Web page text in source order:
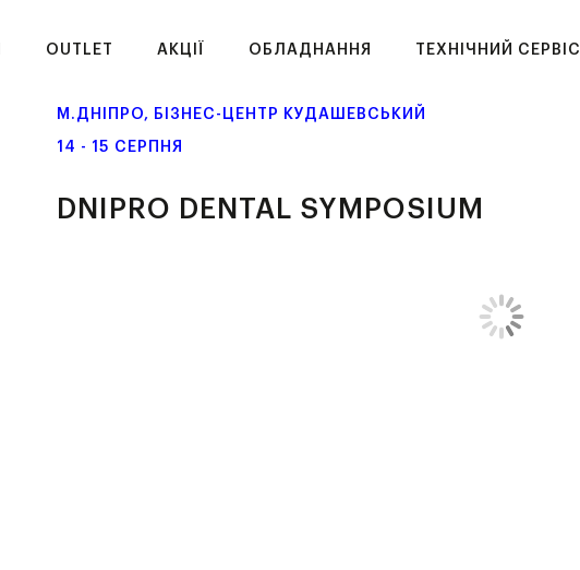
OUTLET АКЦІЇ ОБЛАДНАННЯ ТЕХНІЧНИЙ СЕРВІС
М.ДНІПРО, БІЗНЕС-ЦЕНТР КУДАШЕВСЬКИЙ
14 - 15 СЕРПНЯ
DNIPRO DENTAL SYMPOSIUM